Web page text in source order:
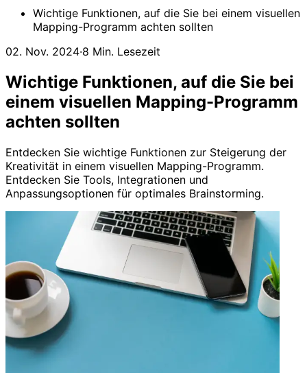
Wichtige Funktionen, auf die Sie bei einem visuellen
Mapping-Programm achten sollten
02. Nov. 2024·8 Min. Lesezeit
Wichtige Funktionen, auf die Sie bei
einem visuellen Mapping-Programm
achten sollten
Entdecken Sie wichtige Funktionen zur Steigerung der
Kreativität in einem visuellen Mapping-Programm.
Entdecken Sie Tools, Integrationen und
Anpassungsoptionen für optimales Brainstorming.